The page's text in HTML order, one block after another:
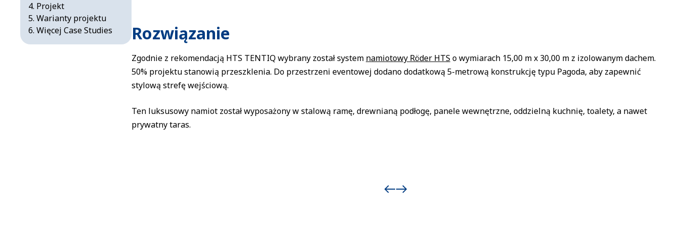
Projekt
Warianty projektu
Więcej Case Studies
Rozwiązanie
Zgodnie z rekomendacją HTS TENTIQ wybrany został system namiotowy Röder HTS o wymiarach 15,00 m x 30,00 m z izolowanym dachem.
50% projektu stanowią przeszklenia. Do przestrzeni eventowej dodano dodatkową 5-metrową konstrukcję typu Pagoda, aby zapewnić
stylową strefę wejściową.
Ten luksusowy namiot został wyposażony w stalową ramę, drewnianą podłogę, panele wewnętrzne, oddzielną kuchnię, toalety, a nawet
prywatny taras.